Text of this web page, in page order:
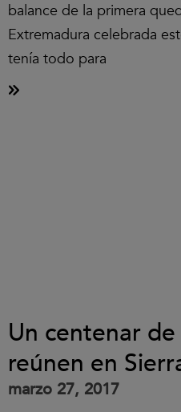
balance de la primera
Extremadura celebrada
tenía todo para
Un centenar
reúnen en
marzo 27, 2017